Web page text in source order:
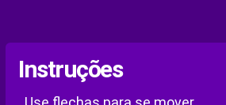
Instruções